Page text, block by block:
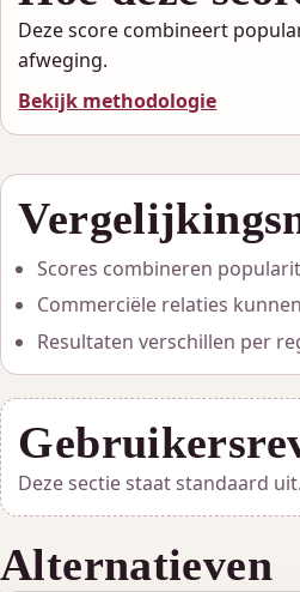
Deze score combineert
afweging.
Bekijk methodologie
Scores combineren
Commerciële relaties
Resultaten verschillen per
Deze sectie staat standaard
Alternatieven